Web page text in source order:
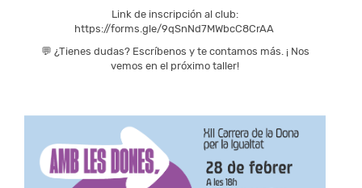
Link de inscripción al club:
https://forms.gle/9qSnNd7MWbcC8CrAA
💬 ¿Tienes dudas? Escríbenos y te contamos más. ¡ Nos
vemos en el próximo taller!